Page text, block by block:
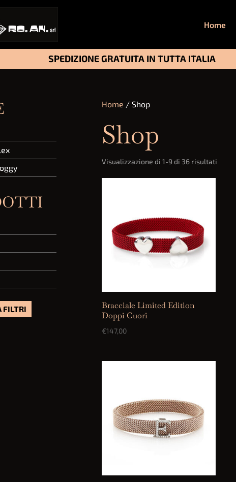
Home
SPEDIZIONE GRATUITA IN TUTTA ITALIA
Home / Shop
Shop
Visualizzazione di 1-9 di 36 risultatiOrdina
Bracciale Limited Edition
Doppi Cuori
€147,00
FILTRI